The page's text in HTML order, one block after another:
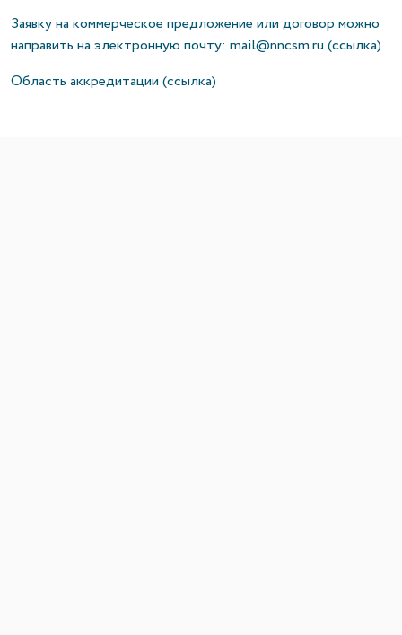
Заявку на коммерческое предложение или договор можно
направить на электронную почту: mail@nncsm.ru (ссылка)
Область аккредитации (ссылка)